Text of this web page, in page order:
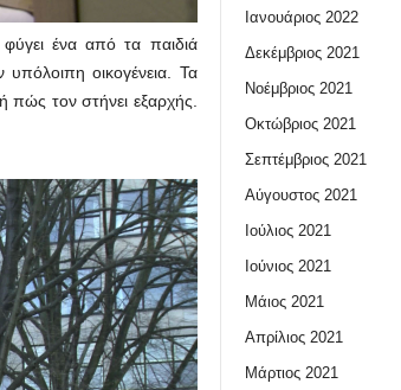
ένα από τα παιδιά
οικογένεια. Τα
πώς τον στήνει εξαρχής.
Ιανουάριος 2022
Δεκέμβριος 2021
Νοέμβριος 2021
Οκτώβριος 2021
Σεπτέμβριος 2021
Αύγουστος 2021
Ιούλιος 2021
Ιούνιος 2021
Μάιος 2021
Απρίλιος 2021
Μάρτιος 2021